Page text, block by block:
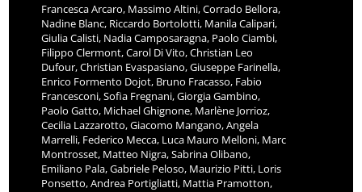
Francesca Arcaro, Massimo Altini, Corrado Bellora,
Nadine Blanc, Riccardo Bortolotti, Manila Calipari,
Giulia Calisti, Nadia Camposaragna, Paolo Ciambi,
Filippo Clermont, Carol Di Vito, Christian Leo
Dufour, Christian Evaspasiano, Giuseppe Farinella,
Enrico Formento Dojot, Bruno Fracasso, Fabio
Francesconi, Sofia Fregnani, Giorgia Gambino,
Paolo Gatto, Michael Ghignone, Marlène Jorrioz,
Cecilia Lazzarotto, Giacomo Mangano, Angela
Marrelli, Federico Mecca, Luca Mauro Melloni, Marc
Montrosset, Matteo Nigra, Sabrina Olibano,
Emiliano Pala, Gabriele Peloso, Maurizio Pitti, Loris
Ponsetto, Andrea Portigliatti, Mattia Pramotton,